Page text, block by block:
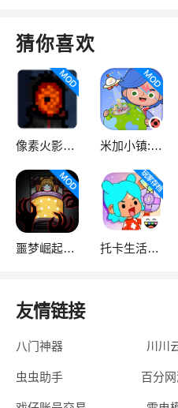
猜你喜欢
像素火影次世代 米加小镇:世界
噩梦崛起：生存 托卡生活：世界
友情链接
八门神器 川川
虫虫助手 百分